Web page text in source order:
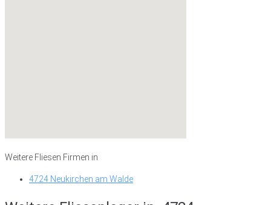
Weitere Fliesen Firmen in
4724 Neukirchen am Walde